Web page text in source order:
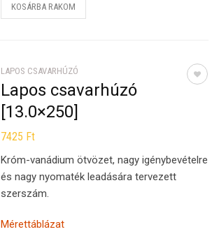
KOSÁRBA RAKOM
LAPOS CSAVARHÚZÓ
Lapos csavarhúzó
[13.0×250]
7425 Ft
Króm-vanádium ötvözet, nagy igénybevételre
és nagy nyomaték leadására tervezett
szerszám.
Mérettáblázat